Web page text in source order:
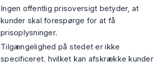
Ingen offentlig prisoversigt betyder, at
kunder skal forespørge for at få
prisoplysninger.
Tilgængelighed på stedet er ikke
specificeret, hvilket kan afskrække kunder